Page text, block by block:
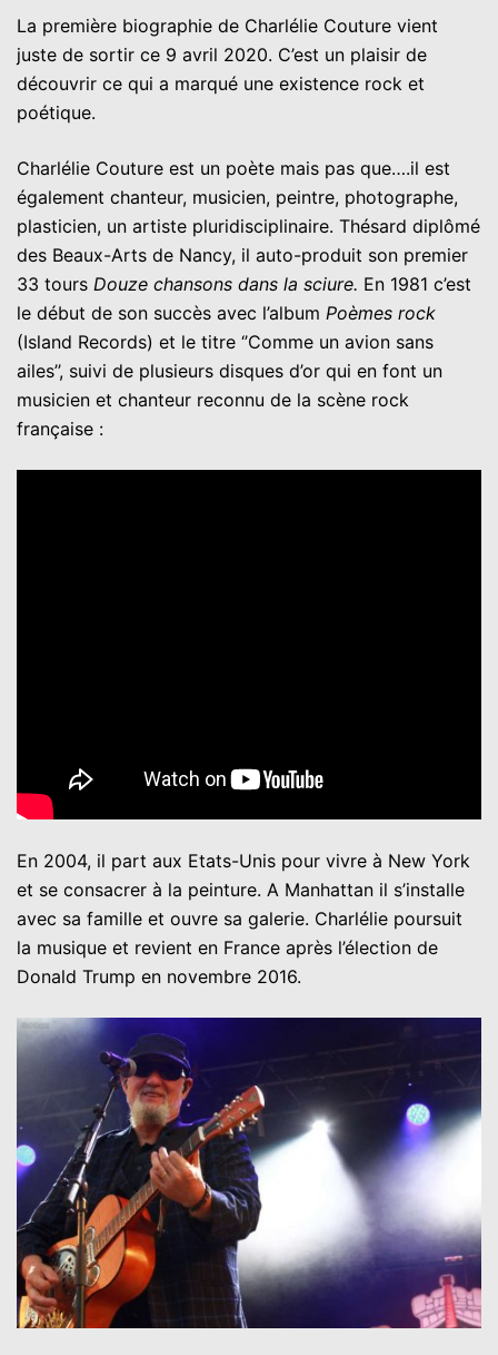
La première biographie de Charlélie Couture vient
juste de sortir ce 9 avril 2020. C’est un plaisir de
découvrir ce qui a marqué une existence rock et
poétique.
Charlélie Couture est un poète mais pas que….il est
également chanteur, musicien, peintre, photographe,
plasticien, un artiste pluridisciplinaire. Thésard diplômé
des Beaux-Arts de Nancy, il auto-produit son premier
33 tours Douze chansons dans la sciure. En 1981 c’est
le début de son succès avec l’album Poèmes rock
(Island Records) et le titre ‘’Comme un avion sans
ailes’’, suivi de plusieurs disques d’or qui en font un
musicien et chanteur reconnu de la scène rock
française :
En 2004, il part aux Etats-Unis pour vivre à New York
et se consacrer à la peinture. A Manhattan il s’installe
avec sa famille et ouvre sa galerie. Charlélie poursuit
la musique et revient en France après l’élection de
Donald Trump en novembre 2016.